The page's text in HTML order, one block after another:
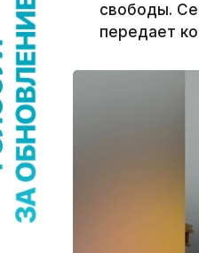
свободы.
передает